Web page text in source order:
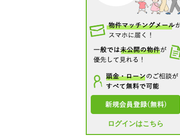
ログインはこちら